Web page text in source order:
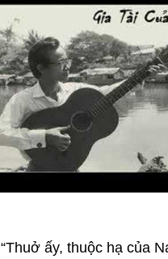
“Thuở ấy, thuộc hạ của